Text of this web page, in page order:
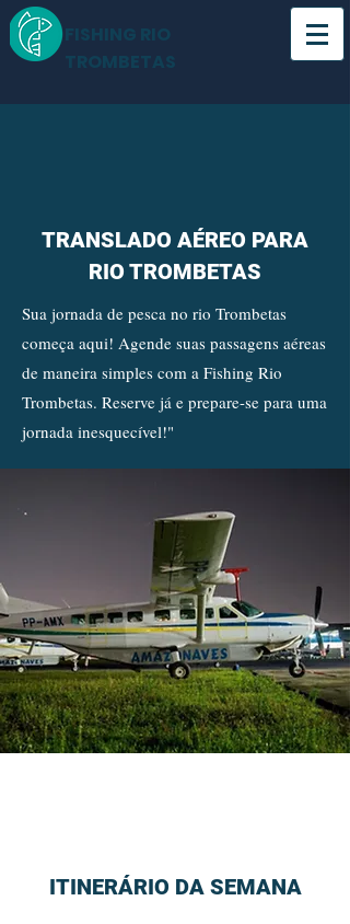
TRANSLADO AÉREO PARA
RIO TROMBETAS
Sua jornada de pesca no rio Trombetas
começa aqui! Agende suas passagens aéreas
de maneira simples com a Fishing Rio
Trombetas. Reserve já e prepare-se para uma
jornada inesquecível!"
ITINERÁRIO DA SEMANA